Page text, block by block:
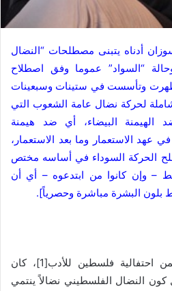
أدناه يتبنى مصطلحات “النضال
“السواد” عموما وفق اصطلاح
ظهرت وتأسست في ستينات وسبعينات
لحركة نضال عامة الشعوب التي
الهيمنة البيضاء، أي ضد هيمنة
في عهد الاستعمار وما بعد الاستعمار،
الحركة السوداء في أساسه مختص
– وإن كانوا من ابتدعوه – أي أن
بلون البشرة مباشرة وحصرياً].
أحد معالم زيارتي لغزة، ضمن احتفالية فلسطين للأدب[1]، كان
النضال الفلسطيني نضالاً ينتمي